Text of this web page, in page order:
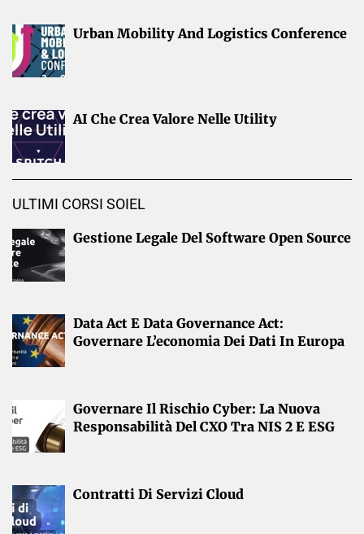
Urban Mobility And Logistics Conference
AI Che Crea Valore Nelle Utility
ULTIMI CORSI SOIEL
Gestione Legale Del Software Open Source
Data Act E Data Governance Act:
Governare L’economia Dei Dati In Europa
Governare Il Rischio Cyber: La Nuova
Responsabilità Del CXO Tra NIS 2 E ESG
Contratti Di Servizi Cloud